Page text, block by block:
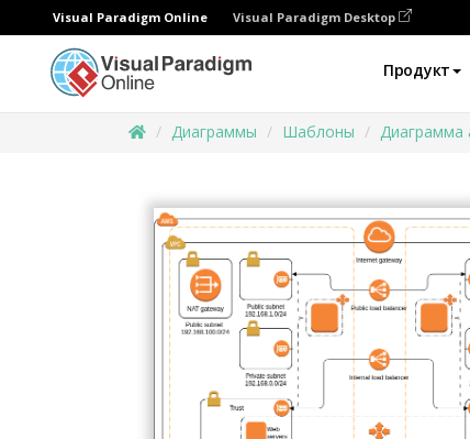
Visual Paradigm Online Visual Paradigm Desktop
Продукт
Диаграммы Шаблоны Диаграмма